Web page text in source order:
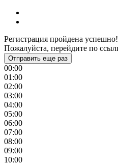
Регистрация пройдена успешно!
Пожалуйста, перейдите по
Отправить еще раз
00:00
01:00
02:00
03:00
04:00
05:00
06:00
07:00
08:00
09:00
10:00